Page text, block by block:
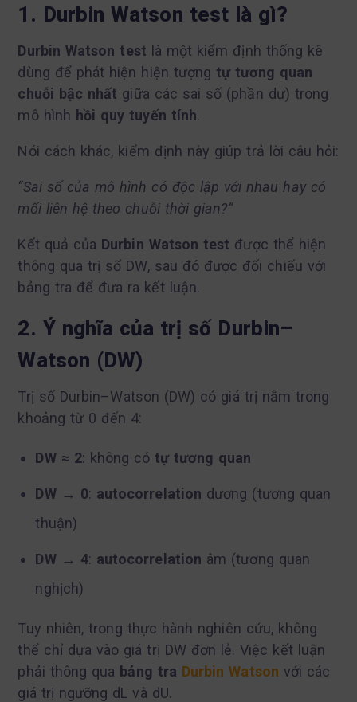
1. Durbin Watson test là gì?
Durbin Watson test là một kiểm định thống kê
dùng để phát hiện hiện tượng tự tương quan
chuỗi bậc nhất giữa các sai số (phần dư) trong
mô hình hồi quy tuyến tính.
Nói cách khác, kiểm định này giúp trả lời câu hỏi:
“Sai số của mô hình có độc lập với nhau hay có
mối liên hệ theo chuỗi thời gian?”
Kết quả của Durbin Watson test được thể hiện
thông qua trị số DW, sau đó được đối chiếu với
bảng tra để đưa ra kết luận.
2. Ý nghĩa của trị số Durbin–
Watson (DW)
Trị số Durbin–Watson (DW) có giá trị nằm trong
khoảng từ 0 đến 4:
DW ≈ 2: không có tự tương quan
DW → 0: autocorrelation dương (tương quan
thuận)
DW → 4: autocorrelation âm (tương quan
nghịch)
Tuy nhiên, trong thực hành nghiên cứu, không
thể chỉ dựa vào giá trị DW đơn lẻ. Việc kết luận
phải thông qua bảng tra Durbin Watson với các
giá trị ngưỡng dL và dU.